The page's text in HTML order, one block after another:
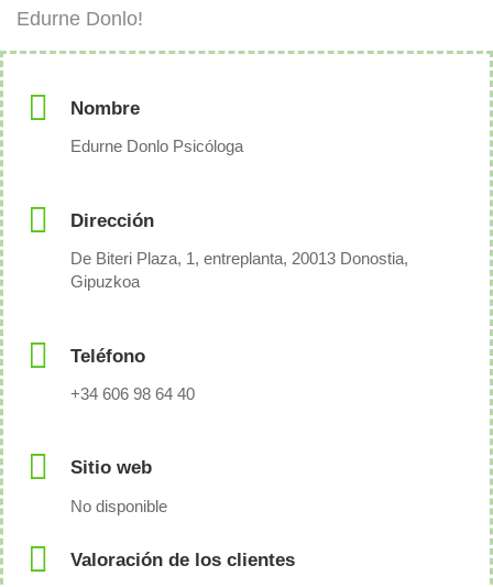
Edurne Donlo!
Nombre
Edurne Donlo Psicóloga
Dirección
De Biteri Plaza, 1, entreplanta, 20013 Donostia,
Gipuzkoa
Teléfono
+34 606 98 64 40
Sitio web
No disponible
Valoración de los clientes